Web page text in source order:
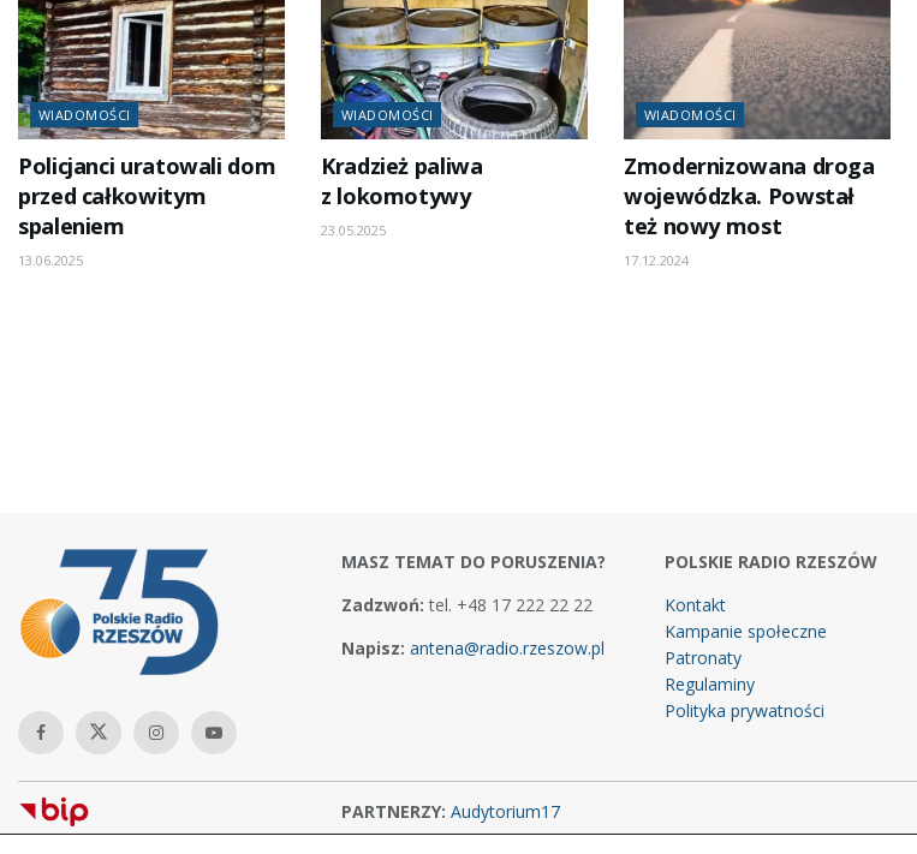
WIADOMOŚCI
Policjanci uratowali dom
przed całkowitym
spaleniem
13.06.2025
WIADOMOŚCI
Kradzież paliwa
z lokomotywy
23.05.2025
WIADOMOŚCI
Zmodernizowana droga
wojewódzka. Powstał
też nowy most
17.12.2024
MASZ TEMAT DO PORUSZENIA?
Zadzwoń: tel. +48 17 222 22 22
Napisz: antena@radio.rzeszow.pl
POLSKIE RADIO RZESZÓW
Kontakt
Kampanie społeczne
Patronaty
Regulaminy
Polityka prywatności
PARTNERZY: Audytorium17